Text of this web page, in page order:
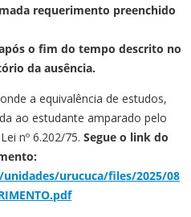
requerimento preenchido
após o fim do tempo descrito no
da ausência.
a equivalência de estudos,
ao estudante amparado pelo
nº 6.202/75. Segue o link do
urucuca/files/2025/08